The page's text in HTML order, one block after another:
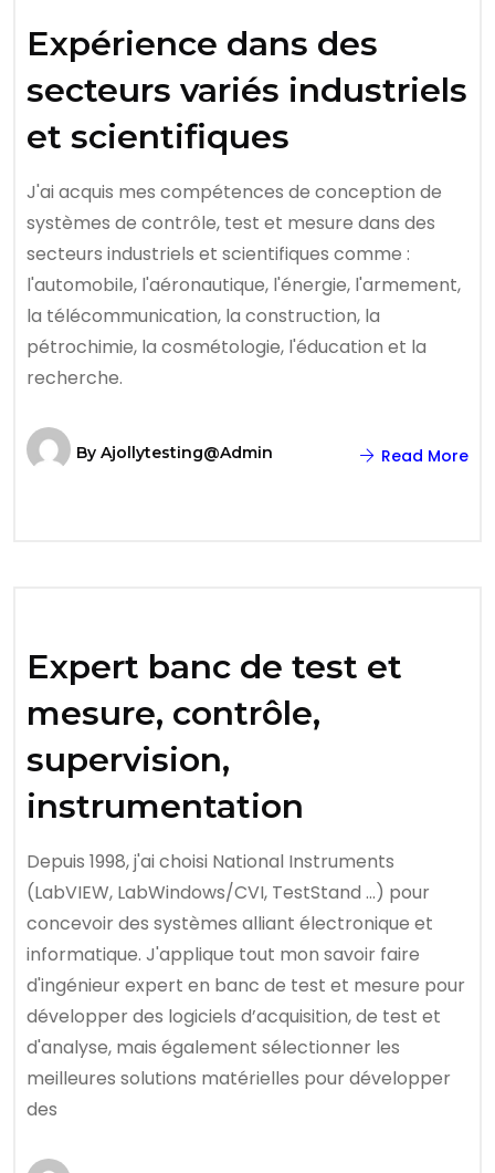
Expérience dans des
secteurs variés industriels
et scientifiques
J'ai acquis mes compétences de conception de
systèmes de contrôle, test et mesure dans des
secteurs industriels et scientifiques comme :
l'automobile, l'aéronautique, l'énergie, l'armement,
la télécommunication, la construction, la
pétrochimie, la cosmétologie, l'éducation et la
recherche.
By Ajollytesting@admin Read More
Expert banc de test et
mesure, contrôle,
supervision,
instrumentation
Depuis 1998, j'ai choisi National Instruments
(LabVIEW, LabWindows/CVI, TestStand ...) pour
concevoir des systèmes alliant électronique et
informatique. J'applique tout mon savoir faire
d'ingénieur expert en banc de test et mesure pour
développer des logiciels d’acquisition, de test et
d'analyse, mais également sélectionner les
meilleures solutions matérielles pour développer
des